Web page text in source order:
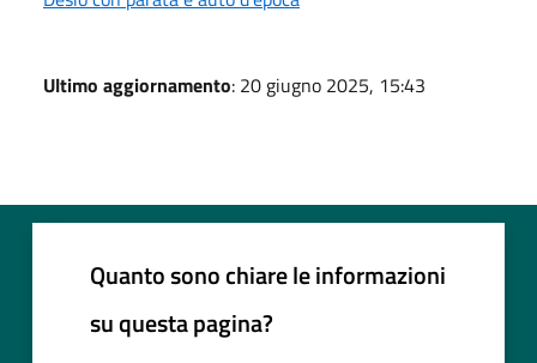
Ultimo aggiornamento: 20 giugno 2025, 15:43
Quanto sono chiare le informazioni
su questa pagina?